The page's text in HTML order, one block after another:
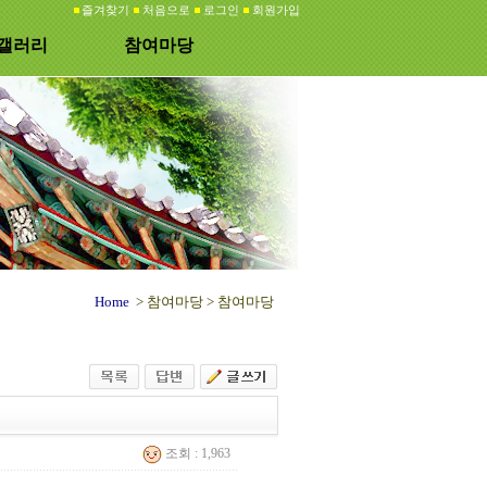
즐겨찾기 처음으로 로그인 회원가입
러리 참여마당
Home > 참여마당 > 참여마당
조회 : 1,963